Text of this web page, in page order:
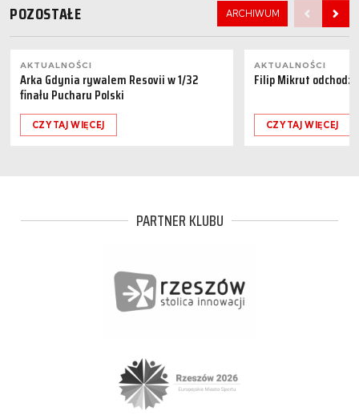
POZOSTAŁE ARCHIWUM
AKTUALNOŚCI
Arka Gdynia rywalem Resovii w 1/32
finału Pucharu Polski
CZYTAJ WIĘCEJ
AKTUALNOŚCI
Filip Mikrut
CZYTAJ WIĘCEJ
PARTNER KLUBU